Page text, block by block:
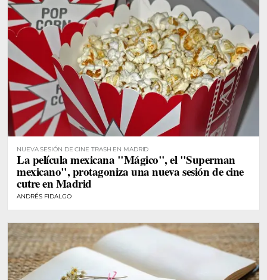
NUEVA SESIÓN DE CINE TRASH EN MADRID
La película mexicana "Mágico", el "Superman
mexicano", protagoniza una nueva sesión de cine
cutre en Madrid
ANDRÉS FIDALGO